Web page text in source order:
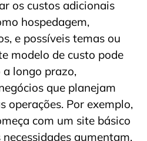
os custos adicionais
hospedagem,
e possíveis temas ou
modelo de custo pode
longo prazo,
que planejam
operações. Por exemplo,
com um site básico
aumentam,